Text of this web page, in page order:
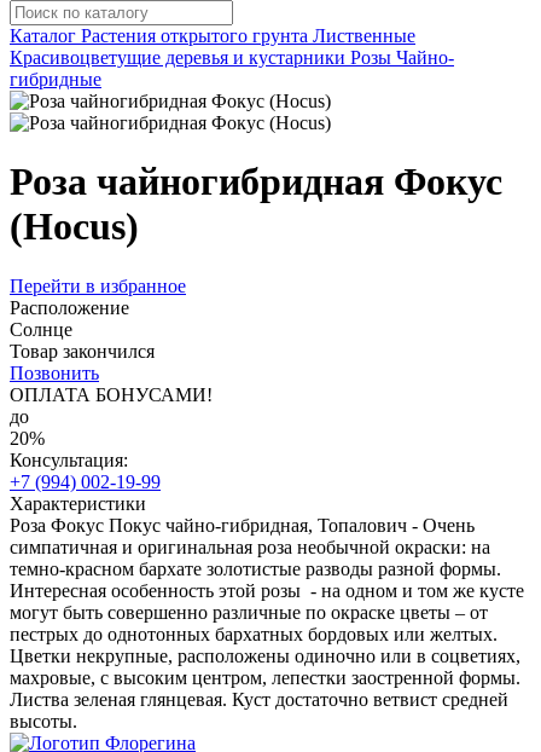
Каталог Растения открытого грунта Лиственные
Красивоцветущие деревья и кустарники Розы Чайно-
гибридные
Роза чайногибридная Фокус
(Hocus)
Перейти в избранное
Расположение
Солнце
Товар закончился
Позвонить
ОПЛАТА БОНУСАМИ!
до
20%
Консультация:
+7 (994) 002-19-99
Характеристики
Роза Фокус Покус чайно-гибридная, Топалович - Очень
симпатичная и оригинальная роза необычной окраски: на
темно-красном бархате золотистые разводы разной формы.
Интересная особенность этой розы - на одном и том же кусте
могут быть совершенно различные по окраске цветы – от
пестрых до однотонных бархатных бордовых или желтых.
Цветки некрупные, расположены одиночно или в соцветиях,
махровые, с высоким центром, лепестки заостренной формы.
Листва зеленая глянцевая. Куст достаточно ветвист средней
высоты.